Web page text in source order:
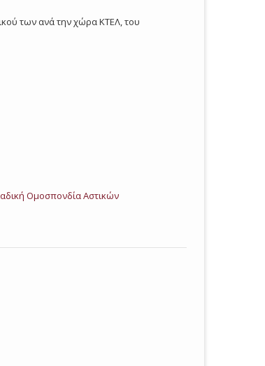
των ανά την χώρα ΚΤΕΛ, του
Ομοσπονδία Αστικών